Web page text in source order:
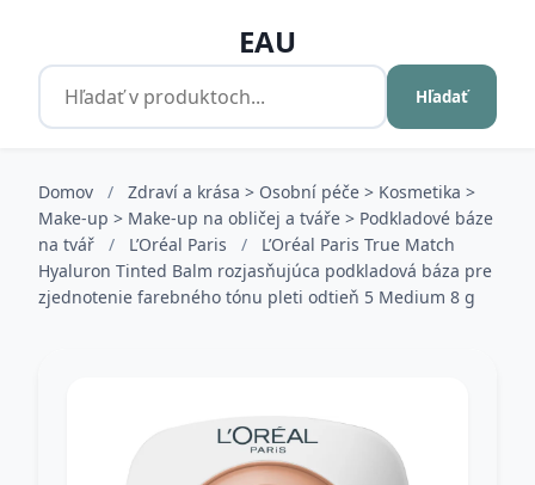
EAU
Hľadať
Domov /
Zdraví a krása > Osobní péče > Kosmetika >
Make-up > Make-up na obličej a tváře > Podkladové báze
na tvář
/ L’Oréal Paris /
L’Oréal Paris True Match
Hyaluron Tinted Balm rozjasňujúca podkladová báza pre
zjednotenie farebného tónu pleti odtieň 5 Medium 8 g